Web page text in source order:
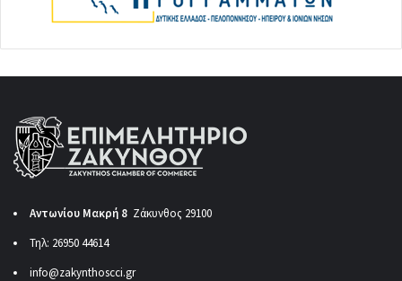
Αντωνίου Μακρή 8 Ζάκυνθος 29100
Τηλ: 26950 44614
info@zakynthoscci.gr